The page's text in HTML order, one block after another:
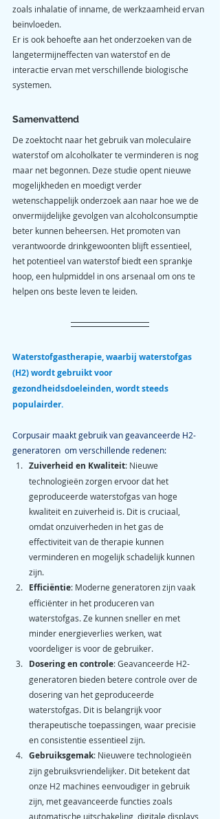
zoals inhalatie of inname, de werkzaamheid ervan
beïnvloeden.
Er is ook behoefte aan het onderzoeken van de
langetermijneffecten van waterstof en de
interactie ervan met verschillende biologische
systemen.
Samenvattend
De zoektocht naar het gebruik van moleculaire
waterstof om alcoholkater te verminderen is nog
maar net begonnen. Deze studie opent nieuwe
mogelijkheden en moedigt verder
wetenschappelijk onderzoek aan naar hoe we de
onvermijdelijke gevolgen van alcoholconsumptie
beter kunnen beheersen. Het promoten van
verantwoorde drinkgewoonten blijft essentieel,
het potentieel van waterstof biedt een sprankje
hoop, een hulpmiddel in ons arsenaal om ons te
helpen ons beste leven te leiden.
Waterstofgastherapie, waarbij waterstofgas
(H2) wordt gebruikt voor
gezondheidsdoeleinden, wordt steeds
populairder.
Corpusair maakt gebruik van geavanceerde H2-
generatoren  om verschillende redenen:
Zuiverheid en Kwaliteit: Nieuwe
technologieën zorgen ervoor dat het
geproduceerde waterstofgas van hoge
kwaliteit en zuiverheid is. Dit is cruciaal,
omdat onzuiverheden in het gas de
effectiviteit van de therapie kunnen
verminderen en mogelijk schadelijk kunnen
zijn.
Efficiëntie: Moderne generatoren zijn vaak
efficiënter in het produceren van
waterstofgas. Ze kunnen sneller en met
minder energieverlies werken, wat
voordeliger is voor de gebruiker.
Dosering en controle: Geavanceerde H2-
generatoren bieden betere controle over de
dosering van het geproduceerde
waterstofgas. Dit is belangrijk voor
therapeutische toepassingen, waar precisie
en consistentie essentieel zijn.
Gebruiksgemak: Nieuwere technologieën
zijn gebruiksvriendelijker. Dit betekent dat
onze H2 machines eenvoudiger in gebruik
zijn, met geavanceerde functies zoals
automatische uitschakeling, digitale displays